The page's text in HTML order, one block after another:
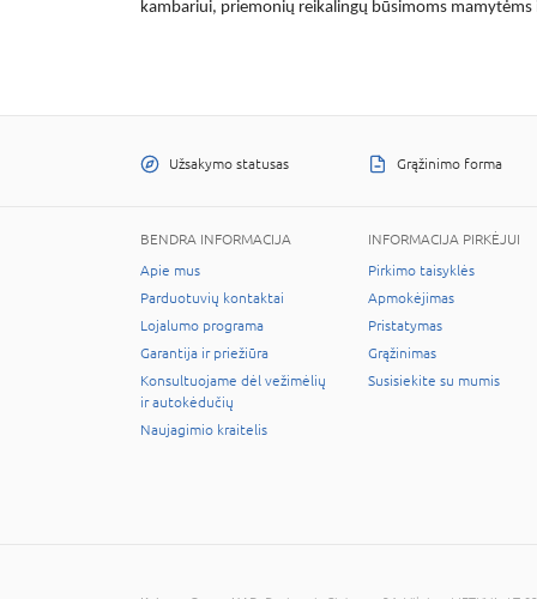
kambariui, priemonių reikalingų būsimoms
Užsakymo statusas Grąžinimo forma
BENDRA INFORMACIJA
Apie mus
Parduotuvių kontaktai
Lojalumo programa
Garantija ir priežiūra
Konsultuojame dėl vežimėlių
ir autokėdučių
Naujagimio kraitelis
INFORMACIJA PIRKĖJUI
Pirkimo taisyklės
Apmokėjimas
Pristatymas
Grąžinimas
Susisiekite su mumis